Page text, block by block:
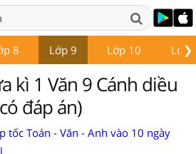
❯
8 Lớp 9 Lớp 10 Lớp
kì 1 Văn 9 Cánh diều
đáp án)
tốc Toán - Văn - Anh vào 10 ngày